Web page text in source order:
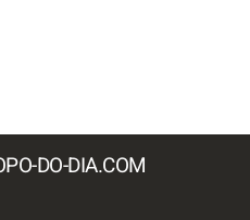
DO-DIA.COM